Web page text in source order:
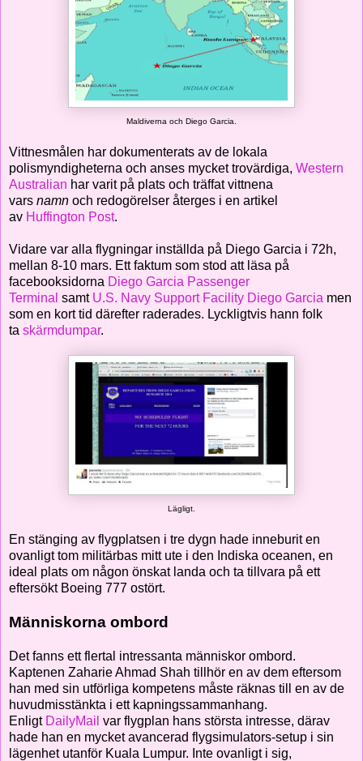
Maldiverna och Diego Garcia.
Vittnesmålen har dokumenterats av de lokala
polismyndigheterna och anses mycket trovärdiga, Western
Australian har varit på plats och träffat vittnena
vars namn och redogörelser återges i en artikel
av Huffington Post.
Vidare var alla flygningar inställda på Diego Garcia i 72h,
mellan 8-10 mars. Ett faktum som stod att läsa på
facebooksidorna Diego Garcia Passenger
Terminal samt U.S. Navy Support Facility Diego Garcia men
som en kort tid därefter raderades. Lyckligtvis hann folk
ta skärmdumpar.
Lägligt.
En stänging av flygplatsen i tre dygn hade inneburit en
ovanligt tom militärbas mitt ute i den Indiska oceanen, en
ideal plats om någon önskat landa och ta tillvara på ett
eftersökt Boeing 777 ostört.
Människorna ombord
Det fanns ett flertal intressanta människor ombord.
Kaptenen Zaharie Ahmad Shah tillhör en av dem eftersom
han med sin utförliga kompetens måste räknas till en av de
huvudmisstänkta i ett kapningssammanhang.
Enligt DailyMail var flygplan hans största intresse, därav
hade han en mycket avancerad flygsimulators-setup i sin
lägenhet utanför Kuala Lumpur. Inte ovanligt i sig,